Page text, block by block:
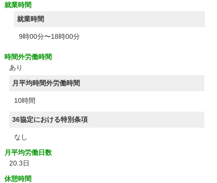
就業時間
就業時間
9時00分〜18時00分
時間外労働時間
あり
月平均時間外労働時間
10時間
36協定における特別条項
なし
月平均労働日数
20.3日
休憩時間